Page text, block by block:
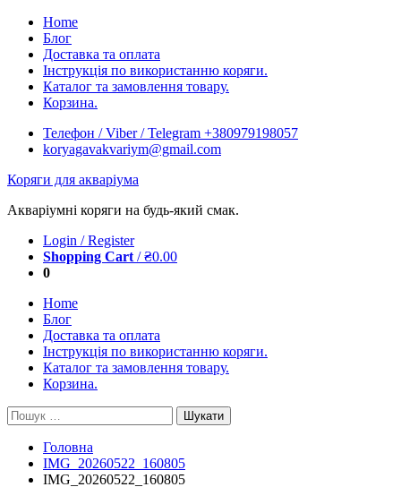
Skip
content
Home
Блог
Доставка та оплата
Інструкція по використанню коряги.
Каталог та замовлення товару.
Корзина.
Телефон / Viber / Telegram +380979198057
koryagavakvariym@gmail.com
Коряги для акваріума
Акваріумні коряги на будь-який смак.
Login / Register
Shopping Cart /₴0.00
0
Home
Блог
Доставка та оплата
Інструкція по використанню коряги.
Каталог та замовлення товару.
Корзина.
Пошук:
Головна
IMG_20260522_160805
IMG_20260522_160805